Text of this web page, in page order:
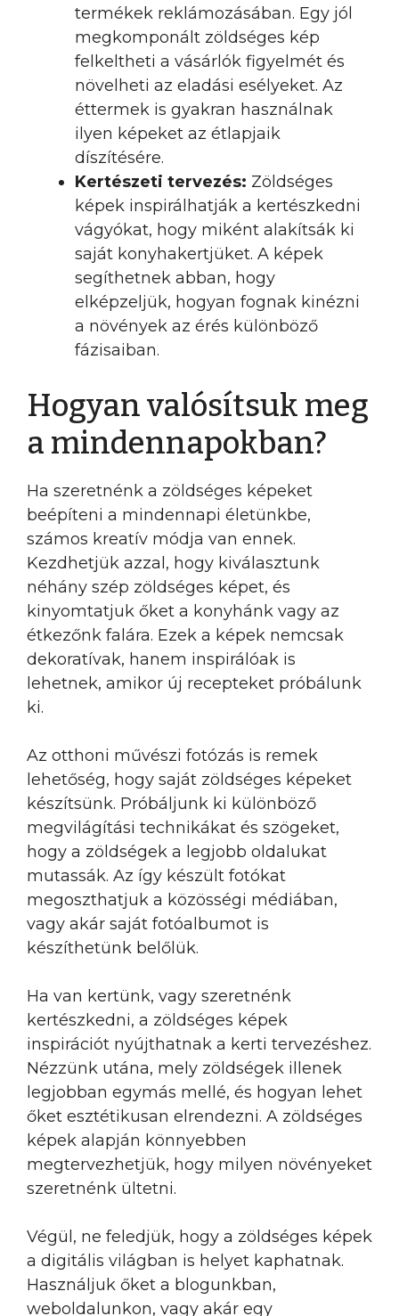
termékek reklámozásában. Egy jól
megkomponált zöldséges kép
felkeltheti a vásárlók figyelmét és
növelheti az eladási esélyeket. Az
éttermek is gyakran használnak
ilyen képeket az étlapjaik
díszítésére.
Kertészeti tervezés: Zöldséges
képek inspirálhatják a kertészkedni
vágyókat, hogy miként alakítsák ki
saját konyhakertjüket. A képek
segíthetnek abban, hogy
elképzeljük, hogyan fognak kinézni
a növények az érés különböző
fázisaiban.
Hogyan valósítsuk meg
a mindennapokban?
Ha szeretnénk a zöldséges képeket
beépíteni a mindennapi életünkbe,
számos kreatív módja van ennek.
Kezdhetjük azzal, hogy kiválasztunk
néhány szép zöldséges képet, és
kinyomtatjuk őket a konyhánk vagy az
étkezőnk falára. Ezek a képek nemcsak
dekoratívak, hanem inspirálóak is
lehetnek, amikor új recepteket próbálunk
ki.
Az otthoni művészi fotózás is remek
lehetőség, hogy saját zöldséges képeket
készítsünk. Próbáljunk ki különböző
megvilágítási technikákat és szögeket,
hogy a zöldségek a legjobb oldalukat
mutassák. Az így készült fotókat
megoszthatjuk a közösségi médiában,
vagy akár saját fotóalbumot is
készíthetünk belőlük.
Ha van kertünk, vagy szeretnénk
kertészkedni, a zöldséges képek
inspirációt nyújthatnak a kerti tervezéshez.
Nézzünk utána, mely zöldségek illenek
legjobban egymás mellé, és hogyan lehet
őket esztétikusan elrendezni. A zöldséges
képek alapján könnyebben
megtervezhetjük, hogy milyen növényeket
szeretnénk ültetni.
Végül, ne feledjük, hogy a zöldséges képek
a digitális világban is helyet kaphatnak.
Használjuk őket a blogunkban,
weboldalunkon, vagy akár egy